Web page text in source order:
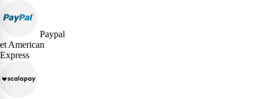
Paypal
et American
Express